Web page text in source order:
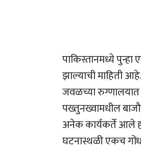
पाकिस्तानमध्ये
झाल्याची माहिती
जवळच्या
पख्तुनख्वामधील
अनेक कार्यकर्ते आले
घटनास्थळी एकच